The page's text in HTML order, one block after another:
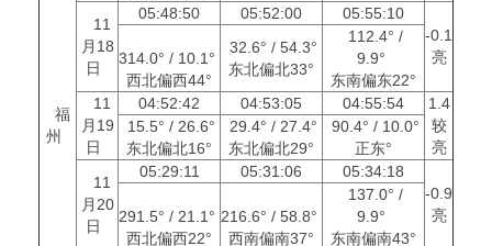
福
州
11
月18
日
05:48:50 05:52:00
05:55:10
-0.1
亮
314.0° / 10.1°
西北偏西44°
32.6° / 54.3°
东北偏北33°
112.4° /
9.9°
东南偏东22°
11
月19
日
04:52:42 04:53:05 04:55:54
1.4
较
亮
15.5° / 26.6°
东北偏北16°
29.4° / 27.4°
东北偏北29°
90.4° / 10.0°
正东°
11
月20
日
05:29:11 05:31:06
05:34:18
-0.9
亮
291.5° / 21.1°
西北偏西22°
216.6° / 58.8°
西南偏南37°
137.0° /
9.9°
东南偏南43°